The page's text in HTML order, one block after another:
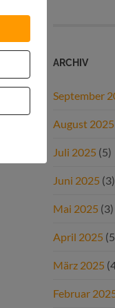
ARCHIV
September
August 2025
Juli 2025 (5)
Juni 2025 (3)
Mai 2025 (3)
April 2025
März 2025
Februar